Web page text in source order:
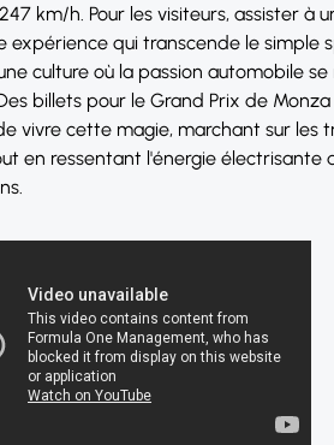
km/h. Pour les visiteurs, assister à
expérience qui transcende le simple
culture où la passion automobile se
billets pour le Grand Prix de
vivre cette magie, marchant sur les
en ressentant l'énergie électrisante